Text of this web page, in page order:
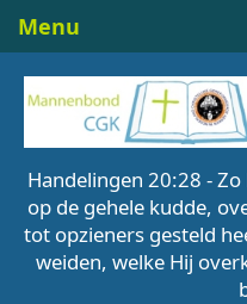
Menu
Handelingen 20:28 -
op de gehele kudde,
tot opzieners gesteld
weiden, welke Hij